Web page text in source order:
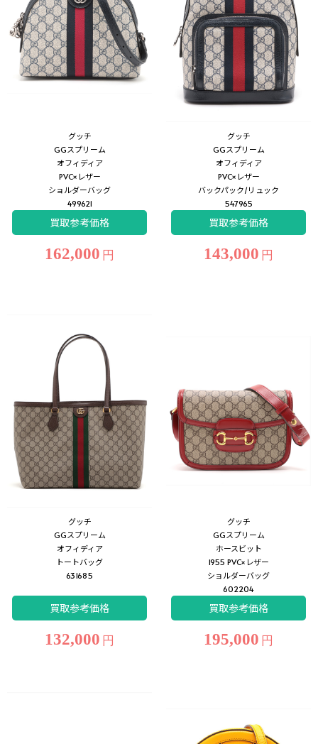
グッチ
GGスプリーム
オフィディア
PVC×レザー
ショルダーバッグ
499621
買取参考価格
162,000 円
グッチ
GGスプリーム
オフィディア
PVC×レザー
バックパック/リュック
547965
買取参考価格
143,000 円
グッチ
GGスプリーム
オフィディア
トートバッグ
631685
買取参考価格
132,000 円
グッチ
GGスプリーム
ホースビット
1955 PVC×レザー
ショルダーバッグ
602204
買取参考価格
195,000 円